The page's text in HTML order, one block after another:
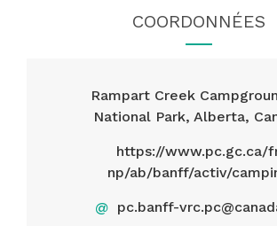
COORDONNÉES
Rampart Creek
National Park, Alberta,
https://www.pc.gc.ca/
np/ab/banff/activ/
@ pc.banff-